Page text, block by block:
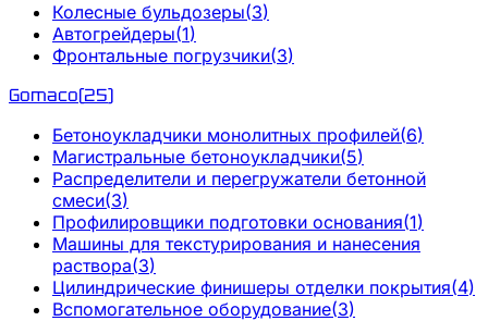
Колесные бульдозеры(3)
Автогрейдеры(1)
Фронтальные погрузчики(3)
Gomaco(25)
Бетоноукладчики монолитных профилей(6)
Магистральные бетоноукладчики(5)
Распределители и перегружатели бетонной
смеси(3)
Профилировщики подготовки основания(1)
Машины для текстурирования и нанесения
раствора(3)
Цилиндрические финишеры отделки покрытия(4)
Вспомогательное оборудование(3)